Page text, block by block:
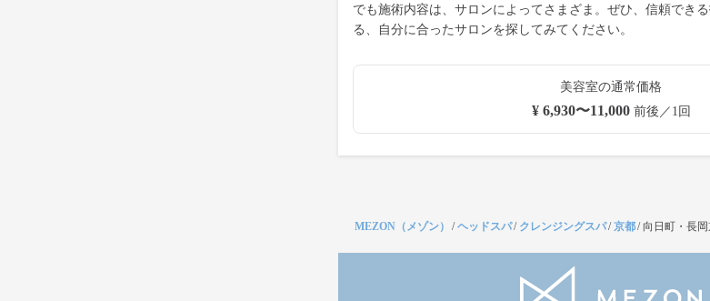
でも施術内容は、サロンによってさまざま。ぜひ、信頼でき
る、自分に合ったサロンを探してみてください。
美容室の通常価格
¥ 6,930〜11,000前後／1回
MEZON（メゾン） /ヘッドスパ/ クレンジングスパ/京都/向日町・長